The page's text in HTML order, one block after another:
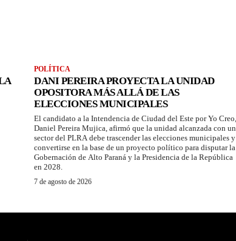
POLÍTICA
DANI PEREIRA PROYECTA LA UNIDAD
OPOSITORA MÁS ALLÁ DE LAS
ELECCIONES MUNICIPALES
El candidato a la Intendencia de Ciudad del Este por Yo Creo,
Daniel Pereira Mujica, afirmó que la unidad alcanzada con un
sector del PLRA debe trascender las elecciones municipales y
convertirse en la base de un proyecto político para disputar la
Gobernación de Alto Paraná y la Presidencia de la República
en 2028.
7 de agosto de 2026